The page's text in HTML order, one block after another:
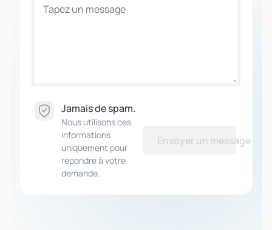
Jamais de spam.
Nous utilisons ces
informations
uniquement pour
répondre à votre
demande.
Envoyer un message